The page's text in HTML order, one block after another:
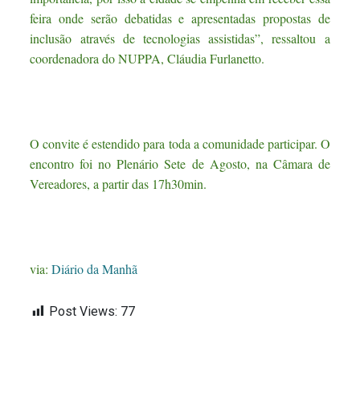
feira onde serão debatidas e apresentadas propostas de
inclusão através de tecnologias assistidas”, ressaltou a
coordenadora do NUPPA, Cláudia Furlanetto.
O convite é estendido para toda a comunidade participar. O
encontro foi no Plenário Sete de Agosto, na Câmara de
Vereadores, a partir das 17h30min.
via:Diário da Manhã
Post Views: 77